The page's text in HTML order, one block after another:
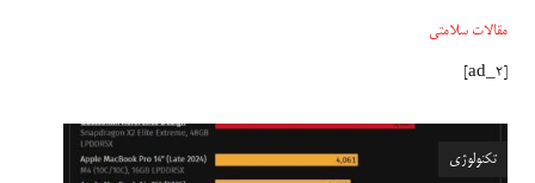
مقالات سلامتی
تکنولوژی